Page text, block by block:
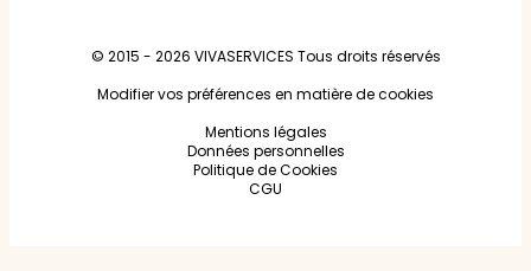
© 2015 - 2026 VIVASERVICES Tous droits réservés
Modifier vos préférences en matière de cookies
Mentions légales
Données personnelles
Politique de Cookies
CGU